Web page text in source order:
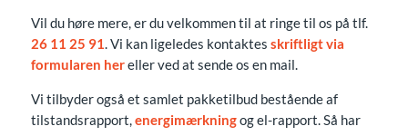
Vil du høre mere, er du velkommen til at ringe til os på tlf.
26 11 25 91. Vi kan ligeledes kontaktes skriftligt via
formularen hereller ved at sende os en mail.
Vi tilbyder også et samlet pakketilbud bestående af
tilstandsrapport,energimærkningog el-rapport. Så har